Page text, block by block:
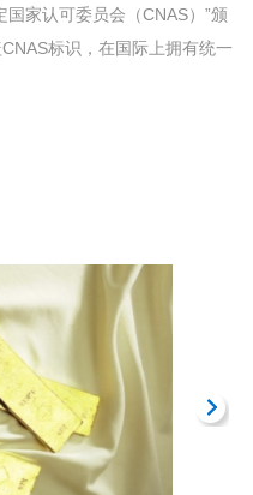
家认可委员会（CNAS）”颁
标识，在国际上拥有统一